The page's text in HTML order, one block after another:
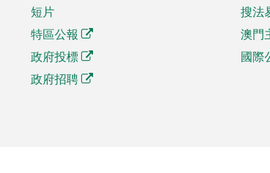
短片
特區公報
政府投標
政府招聘
搜法
澳門
國際